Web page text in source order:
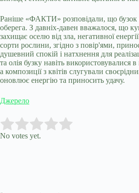
Раніше «ФАКТИ» розповідали, що бузок
оберега. З давніх-давен вважалося, що
захищає оселю від зла, негативної
сорти рослини, згідно з повір'ями,
душевний спокій і натхнення для
та олія бузку навіть використовувалися
а композиції з квітів слугували
оновлює енергію та приносить удачу.
Джерело
Rate this item:
No votes yet.